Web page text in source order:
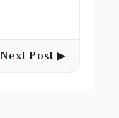
Next Post ▶